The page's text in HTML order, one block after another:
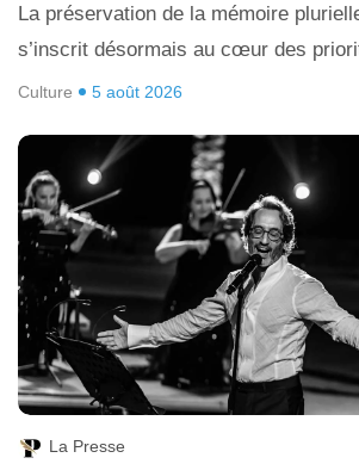
La préservation de la mémoire
s’inscrit désormais au cœur des
Culture 5 août 2026
La Presse